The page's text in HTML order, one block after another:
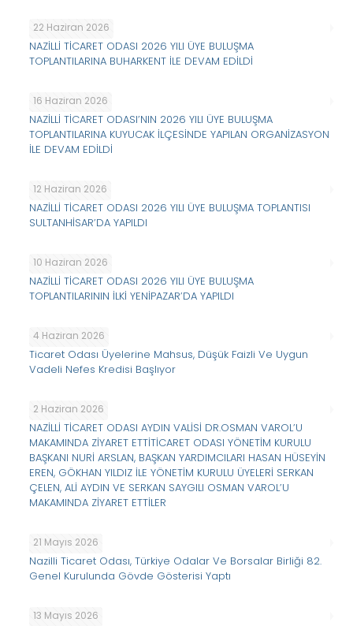
22 Haziran 2026
NAZİLLİ TİCARET ODASI 2026 YILI ÜYE BULUŞMA
TOPLANTILARINA BUHARKENT İLE DEVAM EDİLDİ
16 Haziran 2026
NAZİLLİ TİCARET ODASI’NIN 2026 YILI ÜYE BULUŞMA
TOPLANTILARINA KUYUCAK İLÇESİNDE YAPILAN ORGANİZASYON
İLE DEVAM EDİLDİ
12 Haziran 2026
NAZİLLİ TİCARET ODASI 2026 YILI ÜYE BULUŞMA TOPLANTISI
SULTANHİSAR’DA YAPILDI
10 Haziran 2026
NAZİLLİ TİCARET ODASI 2026 YILI ÜYE BULUŞMA
TOPLANTILARININ İLKİ YENİPAZAR’DA YAPILDI
4 Haziran 2026
Ticaret Odası Üyelerine Mahsus, Düşük Faizli Ve Uygun
Vadeli Nefes Kredisi Başlıyor
2 Haziran 2026
NAZİLLİ TİCARET ODASI AYDIN VALİSİ DR.OSMAN VAROL’U
MAKAMINDA ZİYARET ETTİTİCARET ODASI YÖNETİM KURULU
BAŞKANI NURİ ARSLAN, BAŞKAN YARDIMCILARI HASAN HÜSEYİN
EREN, GÖKHAN YILDIZ İLE YÖNETİM KURULU ÜYELERİ SERKAN
ÇELEN, ALİ AYDIN VE SERKAN SAYGILI OSMAN VAROL’U
MAKAMINDA ZİYARET ETTİLER
21 Mayıs 2026
Nazilli Ticaret Odası, Türkiye Odalar Ve Borsalar Birliği 82.
Genel Kurulunda Gövde Gösterisi Yaptı
13 Mayıs 2026